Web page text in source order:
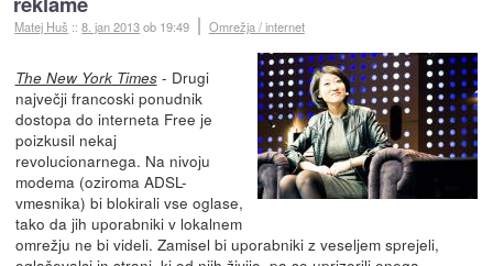
Matej Huš ::8. jan 2013ob 19:49 Omrežja / internet
The New York Times- Drugi
največji francoski ponudnik
dostopa do interneta Free je
poizkusil nekaj
revolucionarnega. Na nivoju
modema (oziroma ADSL-
vmesnika) bi blokirali vse oglase,
tako da jih uporabniki v lokalnem
omrežju ne bi videli. Zamisel bi uporabniki z veseljem sprejeli,